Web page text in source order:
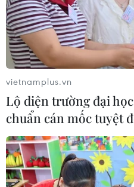
Google Wallet cho phép
thiết lập số dư an toàn
06/08/2026 23:44
ChatGPT cung cấp tính
không giới hạn cho
phí
06/08/2026 23:32
vietnamplus.vn
Lộ diện trường đại
chuẩn cán mốc tuyệt